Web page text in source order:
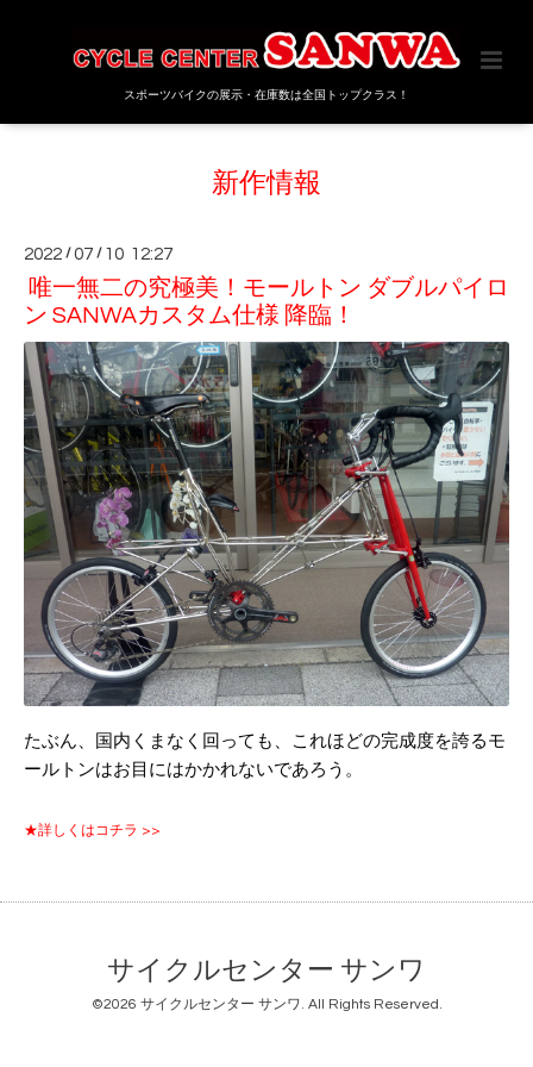
スポーツバイクの展示・在庫数は全国トップクラス！
新作情報
2022 /07 / 10 12:27
唯一無二の究極美！モールトン ダブルパイロ
ン SANWAカスタム仕様 降臨！
たぶん、国内くまなく回っても、これほどの完成度を誇るモ
ールトンはお目にはかかれないであろう。
★詳しくはコチラ >>
サイクルセンター サンワ
©2026 サイクルセンター サンワ. All Rights Reserved.